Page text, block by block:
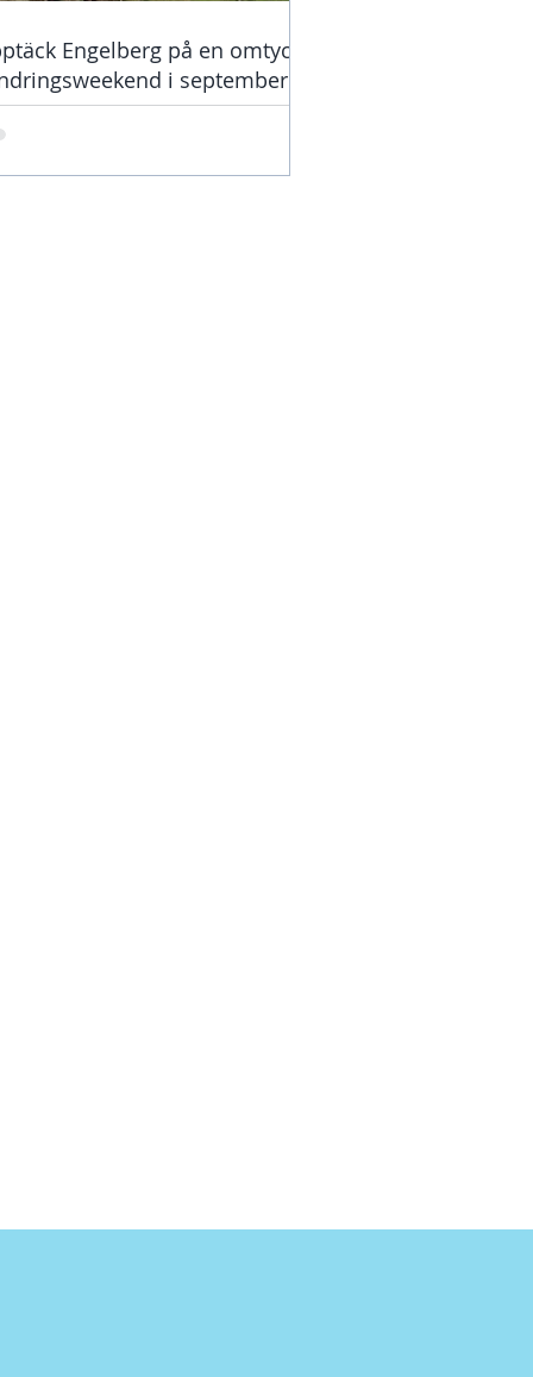
Engelberg på en omtyckt
i september